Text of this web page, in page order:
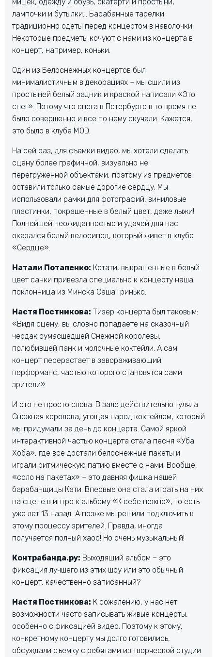
лампочки и бутылки… Барабанные тарелки
традиционно одеты перед концертом в наволочки.
Некоторые предметы кочуют с нами из концерта в
концерт, например, коньки.
Один из Белоснежных концертов был
минималистичным в декорациях – мы сшили из
простыней белый задник и краской написали «Это
снег». Потому что снега в Петербурге в то время не
было совершенно и все по нему скучали. Кажется,
это было в клубе MOD.
На сей раз, для съемки видео, мы хотели сделать
сцену более графичной, визуально не
перегруженной объектами, поэтому из предметов
оставили только самые дорогие сердцу. Мы
использовали рамки для фотографий, виниловые
пластинки, покрашенные в белый цвет, даже лыжи!
Полнейшей неожиданностью и удачей для нас
оказался белый велосипед, который живет в клубе
«Сердце».
Натали Потапенко: Кстати, выкрашенные в белый
цвет санки привезла специально к концерту наша
поклонница из Минска Саша Гринько.
Настя Постникова: Тизер концерта был таковым:
«Видя сцену, вы словно попадаете на сказочный
чердак сумасшедшей Снежной королевы,
полюбившей панк и молочные коктейли. А сам
концерт перерастает в завораживающий
перформанс, частью которого становятся сами
зрители».
И это не просто слова. В зале действительно гуляла
Снежная королева, угощая народ коктейлем, который
мы придумали за день до концерта. Самой яркой
интерактивной частью концерта стала песня «Уба
Хоба», где все достали белоснежные пакеты и
играли ритмическую патию вместе с нами. Вообще,
«соло на пакетах» – это давняя фишка нашей
барабанщицы Кати. Впервые она стала играть на них
на сцене в интро к альбому «К себе нежно», то есть
уже лет 13 назад. А позже мы решили подключить к
этому процессу зрителей. Правда, иногда
получается полный хаос! Но очень музыкальный!
Контрабанда.ру: Выходящий альбом – это
фиксация лучшего из этих шоу или это обычный
концерт, качественно записанный?
Настя Постникова: К сожалению, у нас нет
возможности часто записывать живые концерты,
особенно с фиксацией видео. Поэтому к этому,
конкретному концерту мы долго готовились,
обсуждали съемку с ребятами из творческой студии